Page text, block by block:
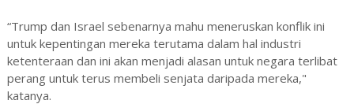
“Trump dan Israel sebenarnya mahu meneruskan konflik ini
untuk kepentingan mereka terutama dalam hal industri
ketenteraan dan ini akan menjadi alasan untuk negara terlibat
perang untuk terus membeli senjata daripada mereka,"
katanya.